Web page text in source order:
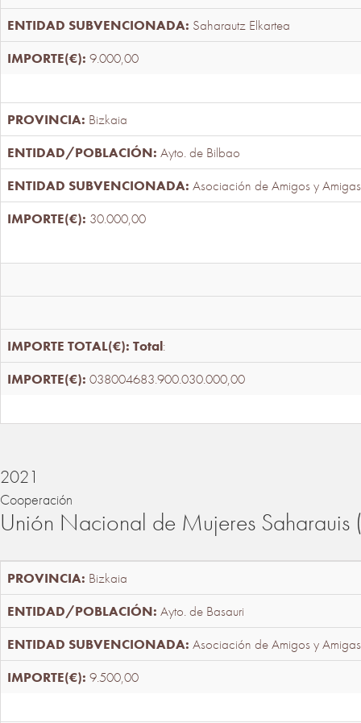
Saharautz Elkartea
9.000,00
Bizkaia
Ayto. de Bilbao
Asociación de Amigos y
30.000,00
Total:
038004683.900.030.000,00
2021
Cooperación
Unión Nacional de Mujeres
Bizkaia
Ayto. de Basauri
Asociación de Amigos y
9.500,00